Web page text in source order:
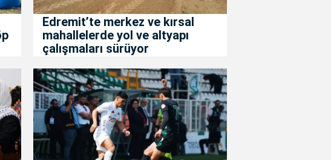
Edremit’te merkez ve kırsal
mahallelerde yol ve altyapı
çalışmaları sürüyor